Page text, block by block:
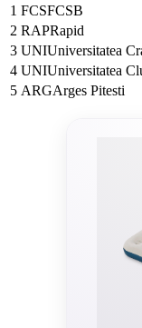
1 FCSFCSB
2 RAPRapid
3 UNIUniversitatea
4 UNIUniversitatea
5 ARGArges Pitesti